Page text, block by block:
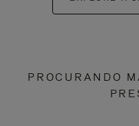
PROCURANDO